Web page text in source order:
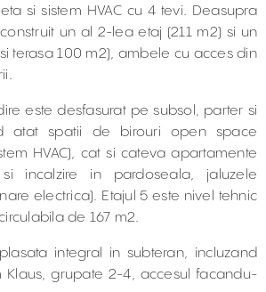
si sistem HVAC cu 4 tevi. Deasupra
un al 2-lea etaj (211 m2) si un
terasa 100 m2), ambele cu acces din
este desfasurat pe subsol, parter si
atat spatii de birouri open space
HVAC), cat si cateva apartamente
incalzire in pardoseala, jaluzele
electrica). Etajul 5 este nivel tehnic
de 167 m2.
integral in subteran, incluzand
Klaus, grupate 2-4, accesul facandu-